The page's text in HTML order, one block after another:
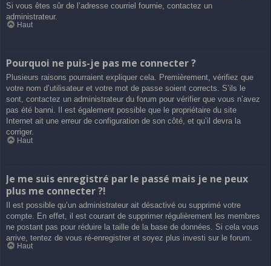
Si vous êtes sûr de l’adresse courriel fournie, contactez un
administrateur.
Haut
Pourquoi ne puis-je pas me connecter ?
Plusieurs raisons pourraient expliquer cela. Premièrement, vérifiez que
votre nom d’utilisateur et votre mot de passe soient corrects. S’ils le
sont, contactez un administrateur du forum pour vérifier que vous n’avez
pas été banni. Il est également possible que le propriétaire du site
Internet ait une erreur de configuration de son côté, et qu’il devra la
corriger.
Haut
Je me suis enregistré par le passé mais je ne peux
plus me connecter ?!
Il est possible qu’un administrateur ait désactivé ou supprimé votre
compte. En effet, il est courant de supprimer régulièrement les membres
ne postant pas pour réduire la taille de la base de données. Si cela vous
arrive, tentez de vous ré-enregistrer et soyez plus investi sur le forum.
Haut